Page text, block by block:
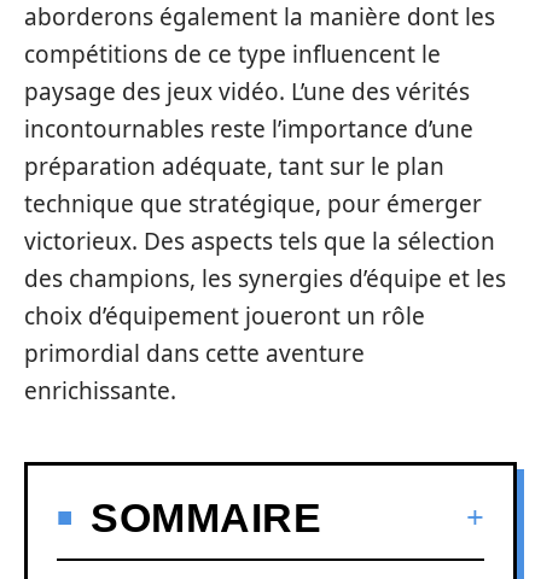
aborderons également la manière dont les
compétitions de ce type influencent le
paysage des jeux vidéo. L’une des vérités
incontournables reste l’importance d’une
préparation adéquate, tant sur le plan
technique que stratégique, pour émerger
victorieux. Des aspects tels que la sélection
des champions, les synergies d’équipe et les
choix d’équipement joueront un rôle
primordial dans cette aventure
enrichissante.
SOMMAIRE